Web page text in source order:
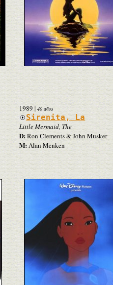
1989| 40 años
Sirenita, La
Little Mermaid, The
D:Ron Clements & John Musker
M:Alan Menken